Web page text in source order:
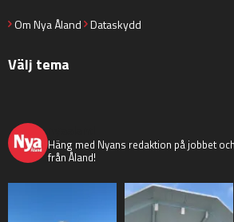
Om Nya Åland Dataskydd
Välj tema
Häng med Nyans redaktion på jobbet
från Åland!